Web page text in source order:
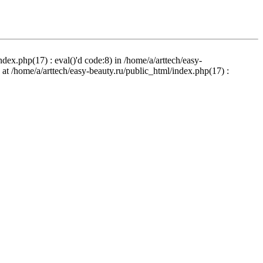
: eval()'d code:8) in /home/a/arttech/easy-
/home/a/arttech/easy-beauty.ru/public_html/index.php(17) :